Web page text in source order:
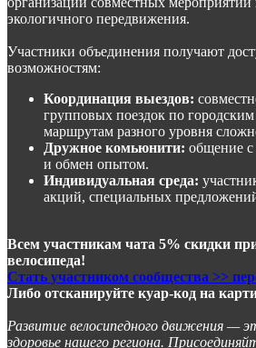
экологичного передвижения.
Участники объединения получают
возможностям:
Координация выездов:
групповых поездок по
маршрутам разного уровня
Дружное комьюнити: общение
и обмен опытом.
Индивидуальная среда:
акций, специальных
Всем участникам чата 5% скидки
велосипеда!
Стать участником сообщества >>
Либо отсканируйте куар-код на
Развитие велосипедного движения —
здоровье нашего региона.